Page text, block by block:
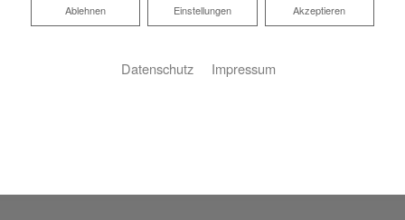
Akzeptieren
Einstellungen
Ablehnen
Ablehnen
Datenschutz Impressum